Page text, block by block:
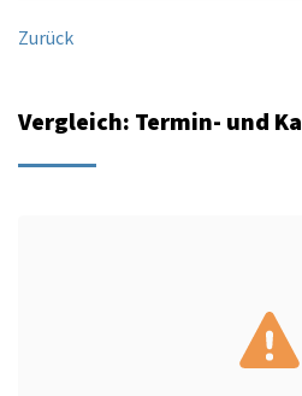
Zurück
Vergleich: Termin- und